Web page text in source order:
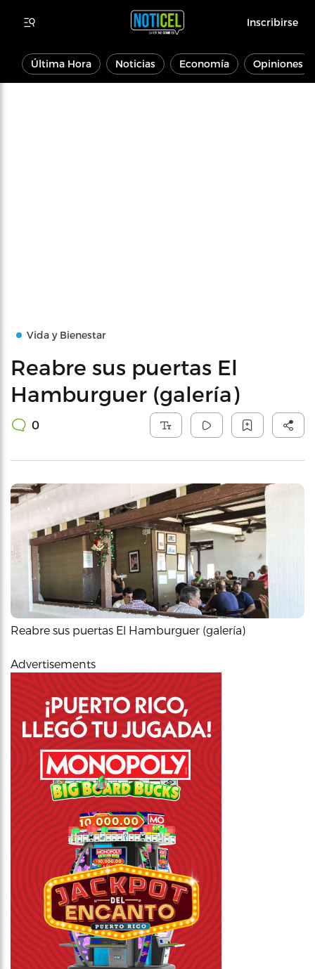
Inscribirse
Última Hora Noticias Economía Opiniones
Vida y Bienestar
Reabre sus puertas El
Hamburguer (galería)
0
Reabre sus puertas El Hamburguer (galería)
Advertisements